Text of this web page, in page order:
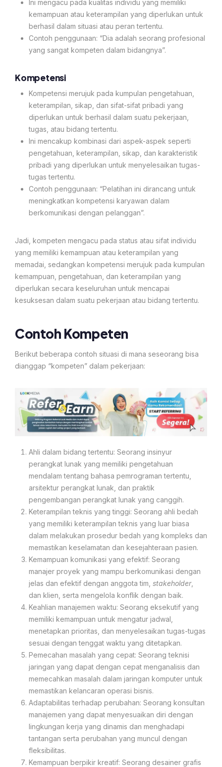
Ini mengacu pada kualitas individu yang memiliki
kemampuan atau keterampilan yang diperlukan untuk
berhasil dalam situasi atau peran tertentu.
Contoh penggunaan: “Dia adalah seorang profesional
yang sangat kompeten dalam bidangnya”.
Kompetensi
Kompetensi merujuk pada kumpulan pengetahuan,
keterampilan, sikap, dan sifat-sifat pribadi yang
diperlukan untuk berhasil dalam suatu pekerjaan,
tugas, atau bidang tertentu.
Ini mencakup kombinasi dari aspek-aspek seperti
pengetahuan, keterampilan, sikap, dan karakteristik
pribadi yang diperlukan untuk menyelesaikan tugas-
tugas tertentu.
Contoh penggunaan: “Pelatihan ini dirancang untuk
meningkatkan kompetensi karyawan dalam
berkomunikasi dengan pelanggan”.
Jadi, kompeten mengacu pada status atau sifat individu
yang memiliki kemampuan atau keterampilan yang
memadai, sedangkan kompetensi merujuk pada kumpulan
kemampuan, pengetahuan, dan keterampilan yang
diperlukan secara keseluruhan untuk mencapai
kesuksesan dalam suatu pekerjaan atau bidang tertentu.
Contoh Kompeten
Berikut beberapa contoh situasi di mana seseorang bisa
dianggap “kompeten” dalam pekerjaan:
Ahli dalam bidang tertentu: Seorang insinyur
perangkat lunak yang memiliki pengetahuan
mendalam tentang bahasa pemrograman tertentu,
arsitektur perangkat lunak, dan praktik
pengembangan perangkat lunak yang canggih.
Keterampilan teknis yang tinggi: Seorang ahli bedah
yang memiliki keterampilan teknis yang luar biasa
dalam melakukan prosedur bedah yang kompleks dan
memastikan keselamatan dan kesejahteraan pasien.
Kemampuan komunikasi yang efektif: Seorang
manajer proyek yang mampu berkomunikasi dengan
jelas dan efektif dengan anggota tim, stakeholder,
dan klien, serta mengelola konflik dengan baik.
Keahlian manajemen waktu: Seorang eksekutif yang
memiliki kemampuan untuk mengatur jadwal,
menetapkan prioritas, dan menyelesaikan tugas-tugas
sesuai dengan tenggat waktu yang ditetapkan.
Pemecahan masalah yang cepat: Seorang teknisi
jaringan yang dapat dengan cepat menganalisis dan
memecahkan masalah dalam jaringan komputer untuk
memastikan kelancaran operasi bisnis.
Adaptabilitas terhadap perubahan: Seorang konsultan
manajemen yang dapat menyesuaikan diri dengan
lingkungan kerja yang dinamis dan menghadapi
tantangan serta perubahan yang muncul dengan
fleksibilitas.
Kemampuan berpikir kreatif: Seorang desainer grafis